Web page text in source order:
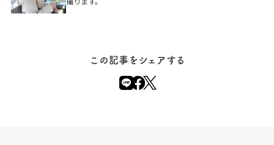
この記事をシェアする